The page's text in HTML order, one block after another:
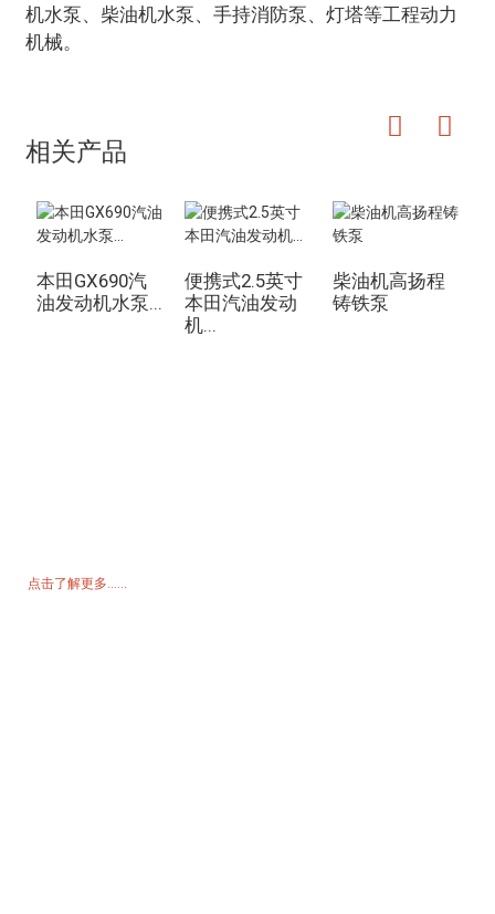
机水泵、柴油机水泵、手持消防泵、灯塔等工程动力
机械。
相关产品
本田GX690汽
油发动机水泵...
便携式2.5英寸
本田汽油发动
机...
柴油机高扬程
铸铁泵
点击了解更多......